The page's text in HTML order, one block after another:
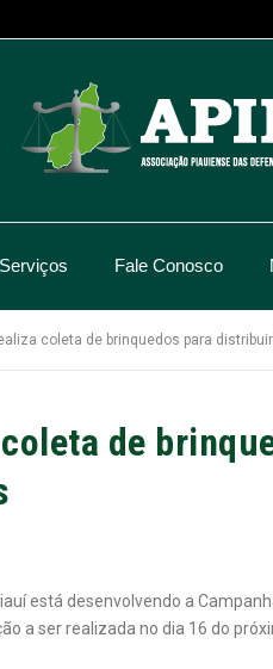
Serviços Fale Conosco
coleta de brinquedos para
de
está desenvolvendo a
a ser realizada no dia 16 do